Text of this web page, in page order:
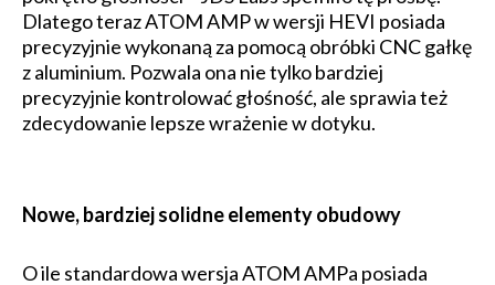
Dlatego teraz ATOM AMP w wersji HEVI posiada
precyzyjnie wykonaną za pomocą obróbki CNC gałkę
z aluminium. Pozwala ona nie tylko bardziej
precyzyjnie kontrolować głośność, ale sprawia też
zdecydowanie lepsze wrażenie w dotyku.
Nowe, bardziej solidne elementy obudowy
O ile standardowa wersja ATOM AMPa posiada